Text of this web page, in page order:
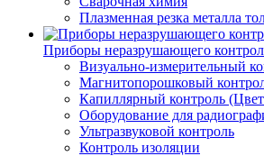
Плазменная резка металла
Приборы неразрушающего
Визуально-измерительный
Магнитопорошковый
Капиллярный контроль
Оборудование для
Ультразвуковой контроль
Контроль изоляции